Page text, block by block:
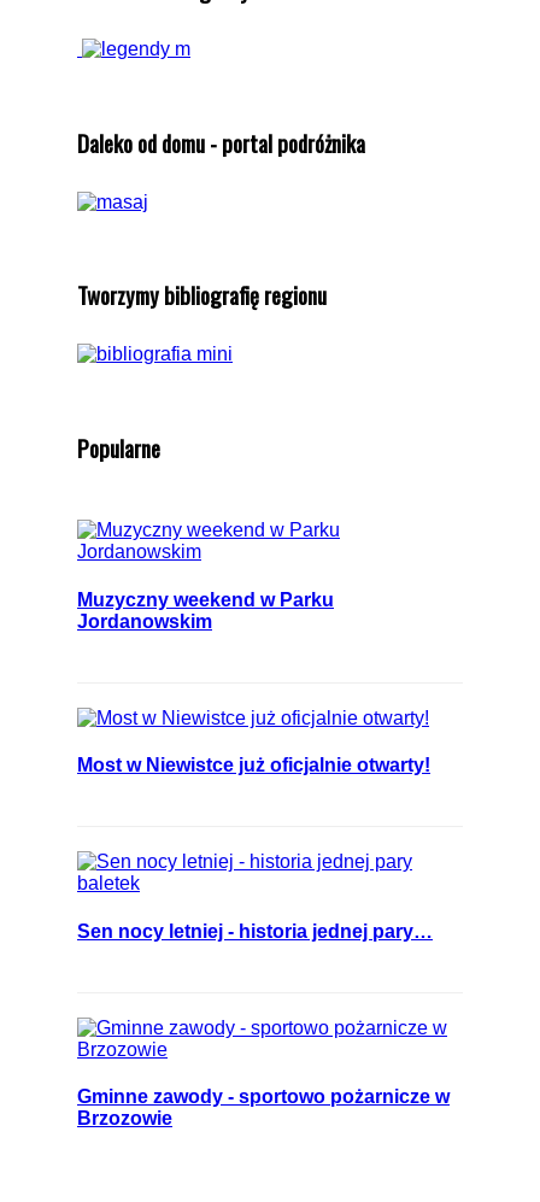
Daleko od domu - portal podróżnika
Tworzymy bibliografię regionu
Popularne
Muzyczny weekend w Parku
Jordanowskim
Most w Niewistce już oficjalnie otwarty!
Sen nocy letniej - historia jednej pary…
Gminne zawody - sportowo pożarnicze w
Brzozowie